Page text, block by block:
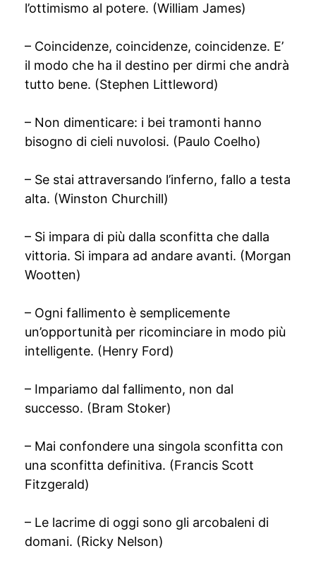
l’ottimismo al potere. (William James)
– Coincidenze, coincidenze, coincidenze. E’
il modo che ha il destino per dirmi che andrà
tutto bene. (Stephen Littleword)
– Non dimenticare: i bei tramonti hanno
bisogno di cieli nuvolosi. (Paulo Coelho)
– Se stai attraversando l’inferno, fallo a testa
alta. (Winston Churchill)
– Si impara di più dalla sconfitta che dalla
vittoria. Si impara ad andare avanti. (Morgan
Wootten)
– Ogni fallimento è semplicemente
un’opportunità per ricominciare in modo più
intelligente. (Henry Ford)
– Impariamo dal fallimento, non dal
successo. (Bram Stoker)
– Mai confondere una singola sconfitta con
una sconfitta definitiva. (Francis Scott
Fitzgerald)
– Le lacrime di oggi sono gli arcobaleni di
domani. (Ricky Nelson)